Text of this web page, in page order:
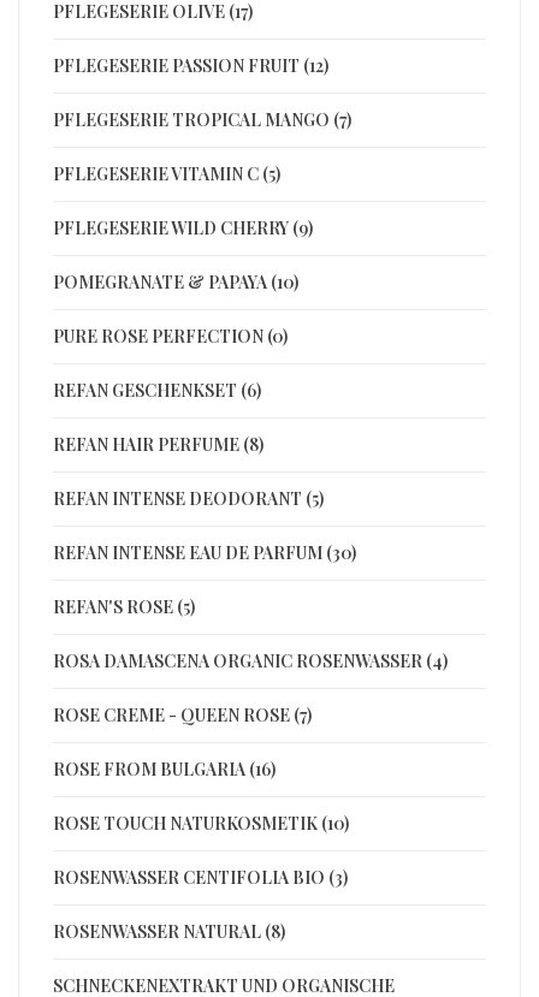
PFLEGESERIE OLIVE (17)
PFLEGESERIE PASSION FRUIT (12)
PFLEGESERIE TROPICAL MANGO (7)
PFLEGESERIE VITAMIN C (5)
PFLEGESERIE WILD CHERRY (9)
POMEGRANATE & PAPAYA (10)
PURE ROSE PERFECTION (0)
REFAN GESCHENKSET (6)
REFAN HAIR PERFUME (8)
REFAN INTENSE DEODORANT (5)
REFAN INTENSE EAU DE PARFUM (30)
REFAN'S ROSE (5)
ROSA DAMASCENA ORGANIC ROSENWASSER (4)
ROSE CREME - QUEEN ROSE (7)
ROSE FROM BULGARIA (16)
ROSE TOUCH NATURKOSMETIK (10)
ROSENWASSER CENTIFOLIA BIO (3)
ROSENWASSER NATURAL (8)
SCHNECKENEXTRAKT UND ORGANISCHE